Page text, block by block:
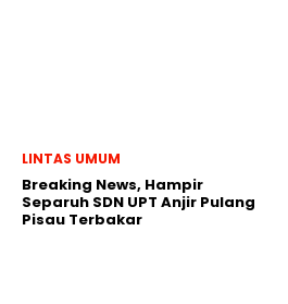
LINTAS UMUM
Breaking News, Hampir
Separuh SDN UPT Anjir Pulang
Pisau Terbakar